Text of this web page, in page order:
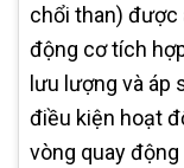
chổi than) được
động cơ tích
lưu lượng và áp
điều kiện hoạt
vòng quay động